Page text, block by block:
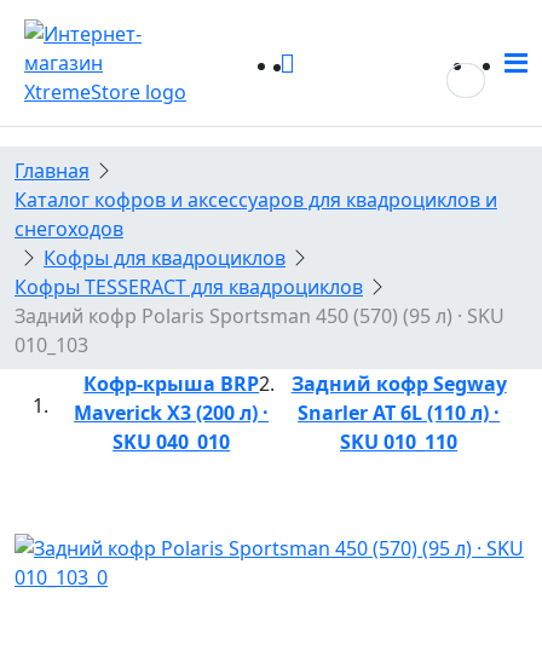
Главная
Каталог кофров и аксессуаров для квадроциклов и
снегоходов
Кофры для квадроциклов
Кофры TESSERACT для квадроциклов
Задний кофр Polaris Sportsman 450 (570) (95 л) · SKU
010_103
Кофр-крыша BRP
Maverick X3 (200 л) ·
SKU 040_010
Задний кофр Segway
Snarler AT 6L (110 л) ·
SKU 010_110